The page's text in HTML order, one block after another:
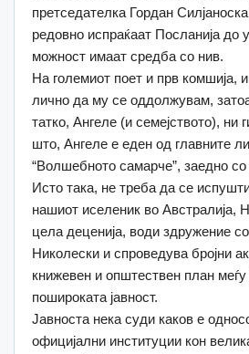
претседателка Гордан
редовно испраќаат Посланија до
можност имаат средба со нив.
На големиот поет и прв комшија,
лично да му се оддолжувам,
татко, Ангеле (и семејството), ни
што, Ангеле е еден од главните
“Волшебното самарче”, заедно со
Исто така, не треба да се
нашиот иселеник во Австралија,
цела деценија, води здружение
Николески и спроведува бројни
книжевен и општествен план
пошироката јавност.
Јавноста нека суди каков е
официјални институции кон